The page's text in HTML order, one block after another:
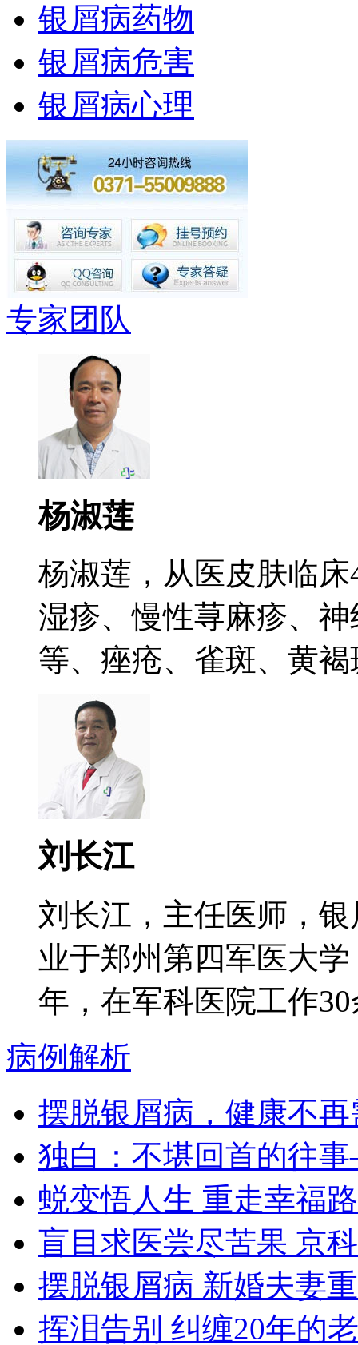
银屑病药物
银屑病危害
银屑病心理
专家团队
杨淑莲
杨淑莲，从医皮肤临
湿疹、慢性荨麻疹、
等、痤疮、雀斑、黄褐
刘长江
刘长江，主任医师，
业于郑州第四军医大
年，在军科医院工作
病例解析
摆脱银屑病，健康不
独白：不堪回首的往
蜕变悟人生 重走幸福路
盲目求医尝尽苦果 京
摆脱银屑病 新婚夫妻
挥泪告别 纠缠20年的